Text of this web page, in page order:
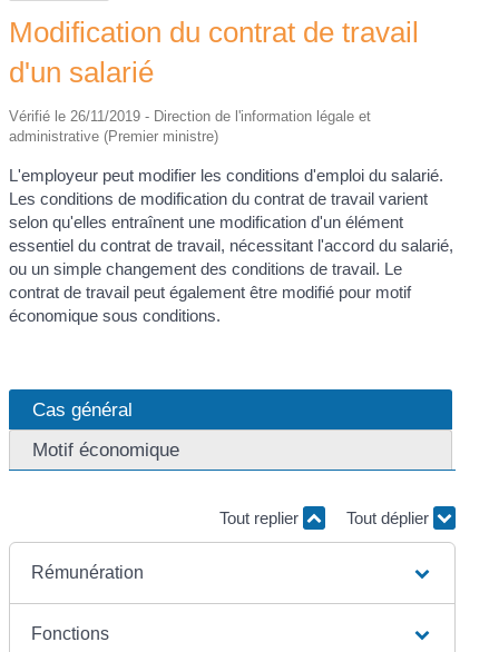
Modification du contrat de travail
d'un salarié
Vérifié le 26/11/2019 - Direction de l'information légale et
administrative (Premier ministre)
L'employeur peut modifier les conditions d'emploi du salarié.
Les conditions de modification du contrat de travail varient
selon qu'elles entraînent une modification d'un élément
essentiel du contrat de travail, nécessitant l'accord du salarié,
ou un simple changement des conditions de travail. Le
contrat de travail peut également être modifié pour motif
économique sous conditions.
Cas général
Motif économique
Tout replier Tout déplier
Rémunération
Fonctions